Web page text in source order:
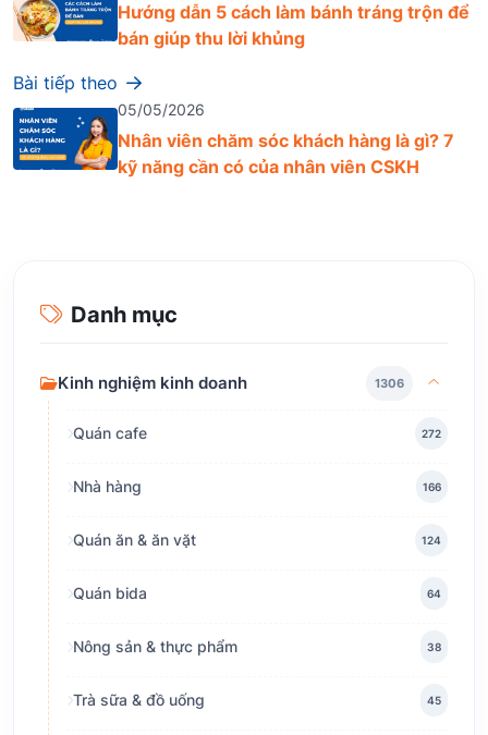
Hướng dẫn 5 cách làm bánh tráng trộn để
bán giúp thu lời khủng
Bài tiếp theo
05/05/2026
Nhân viên chăm sóc khách hàng là gì? 7
kỹ năng cần có của nhân viên CSKH
Danh mục
Kinh nghiệm kinh doanh 1306
Quán cafe 272
Nhà hàng 166
Quán ăn & ăn vặt 124
Quán bida 64
Nông sản & thực phẩm 38
Trà sữa & đồ uống 45